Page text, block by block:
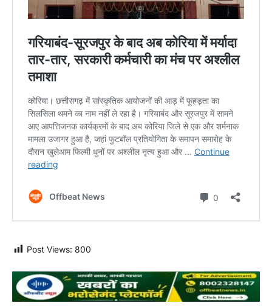
Post Views: 800